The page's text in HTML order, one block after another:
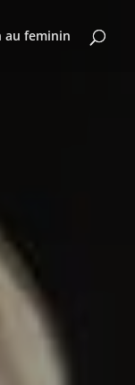
au feminin